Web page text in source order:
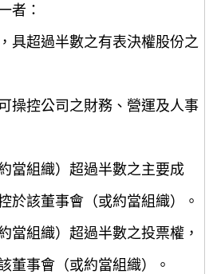
者：
具超過半數之有表決權股份之
操控公司之財務、營運及人事
當組織）超過半數之主要成
於該董事會（或約當組織）。
當組織）超過半數之投票權，
董事會（或約當組織）。